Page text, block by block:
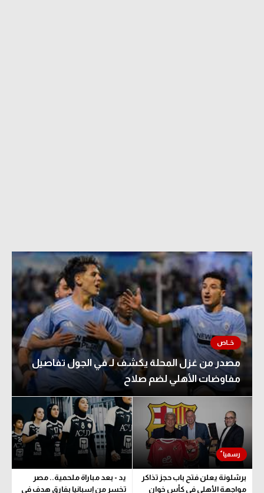
مصدر من غزل المحلة يكشف لـ في الجول تفاصيل
مفاوضات الأهلي لضم صلاح
برشلونة يعلن فتح باب حجز تذاكر
مواجهة الأهلي في كأس خوان
يد - بعد مباراة ملحمية.. مصر
تخسر من إسبانيا بفارق هدف في